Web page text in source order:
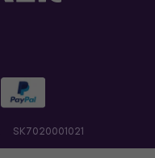
SK7020001021